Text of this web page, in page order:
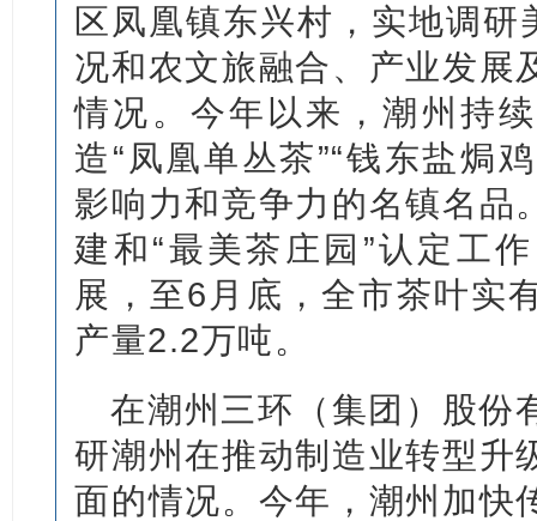
区凤凰镇东兴村，实地调研
况和农文旅融合、产业发展
情况。今年以来，潮州持
造“凤凰单丛茶”“钱东盐焗
影响力和竞争力的名镇名品
建和“最美茶庄园”认定工
展，至6月底，全市茶叶实
产量2.2万吨。
在潮州三环（集团）股份
研潮州在推动制造业转型升
面的情况。今年，潮州加快